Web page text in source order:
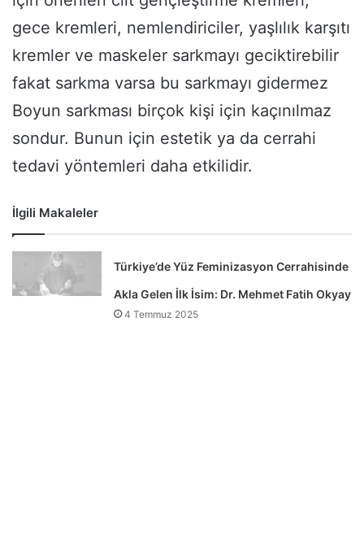
gece kremleri, nemlendiriciler, yaşlılık karşıtı
kremler ve maskeler sarkmayı geciktirebilir
fakat sarkma varsa bu sarkmayı gidermez
Boyun sarkması birçok kişi için kaçınılmaz
sondur. Bunun için estetik ya da cerrahi
tedavi yöntemleri daha etkilidir.
İlgili Makaleler
Türkiye’de Yüz Feminizasyon Cerrahisinde
Akla Gelen İlk İsim: Dr. Mehmet Fatih Okyay
4 Temmuz 2025